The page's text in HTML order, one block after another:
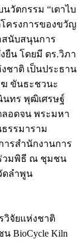
วัตกรรม “เตาไบ
ครงการของขวัญ
สนับสนุนการ
ยืน โดยมี ดร.วิภา
ชาติ เป็นประธาน
ฆ ขันธะชวนะ
นทร พุฒิเศรษฐ์
ลอดจน พระมหา
รรมาราม
ารสำนักงานการ
วมพิธี ณ ชุมชน
ดลำพูน
วิจัยแห่งชาติ
BioCycle Kiln